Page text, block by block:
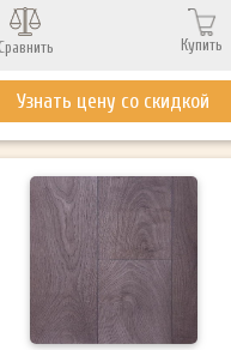
Купить
Узнать цену со скидкой